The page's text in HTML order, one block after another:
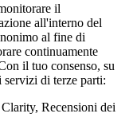
il
all'interno del
al fine di
continuamente
il tuo consenso, su
di terze parti:
Recensioni dei